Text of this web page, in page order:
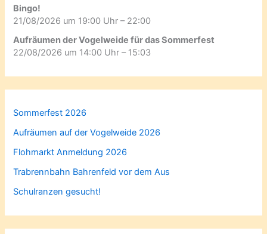
Bingo!
21/08/2026 um 19:00 Uhr – 22:00
Aufräumen der Vogelweide für das Sommerfest
22/08/2026 um 14:00 Uhr – 15:03
Sommerfest 2026
Aufräumen auf der Vogelweide 2026
Flohmarkt Anmeldung 2026
Trabrennbahn Bahrenfeld vor dem Aus
Schulranzen gesucht!